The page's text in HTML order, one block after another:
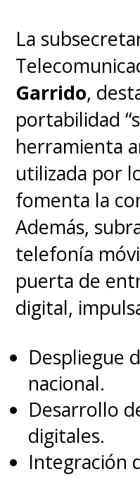
La
Garrido,
portabilidad
herramienta
utilizada por
fomenta la
Además,
telefonía
puerta de
digital,
Despliegue
nacional.
Desarrollo
digitales.
Integración